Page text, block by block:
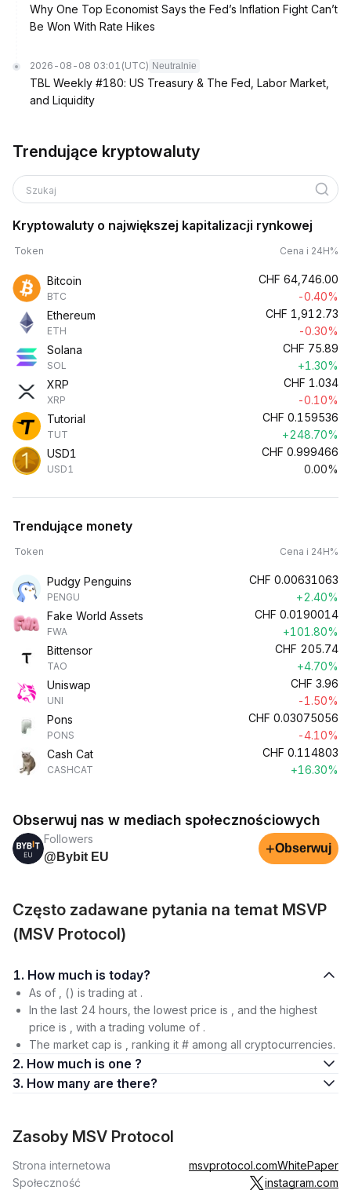
Why One Top Economist Says the Fed’s Inflation Fight Can’t
Be Won With Rate Hikes
2026-08-08 03:01 (UTC) Neutralnie
TBL Weekly #180: US Treasury & The Fed, Labor Market,
and Liquidity
Trendujące kryptowaluty
Szukaj
Kryptowaluty o największej kapitalizacji rynkowej
Token Cena i 24H%
Bitcoin
BTC
CHF 64,746.00
-0.40%
Ethereum
ETH
CHF 1,912.73
-0.30%
Solana
SOL
CHF 75.89
+1.30%
XRP
XRP
CHF 1.034
-0.10%
Tutorial
TUT
CHF 0.159536
+248.70%
USD1
USD1
CHF 0.999466
0.00%
Trendujące monety
Token Cena i 24H%
Pudgy Penguins
PENGU
CHF 0.00631063
+2.40%
Fake World Assets
FWA
CHF 0.0190014
+101.80%
Bittensor
TAO
CHF 205.74
+4.70%
Uniswap
UNI
CHF 3.96
-1.50%
Pons
PONS
CHF 0.03075056
-4.10%
Cash Cat
CASHCAT
CHF 0.114803
+16.30%
Obserwuj nas w mediach społecznościowych
Followers
@Bybit EU
+Obserwuj
Często zadawane pytania na temat MSVP
(MSV Protocol)
1. How much is today?
As of , () is trading at .
In the last 24 hours, the lowest price is , and the highest
price is , with a trading volume of .
The market cap is , ranking it # among all cryptocurrencies.
2. How much is one ?
3. How many are there?
Zasoby MSV Protocol
Strona internetowa msvprotocol.comWhitePaper
Społeczność
instagram.com